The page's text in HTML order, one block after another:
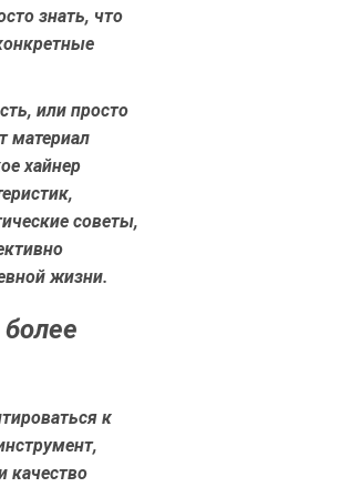
знать, что
или просто
материал
хайнер
советы,
жизни.
к
качество